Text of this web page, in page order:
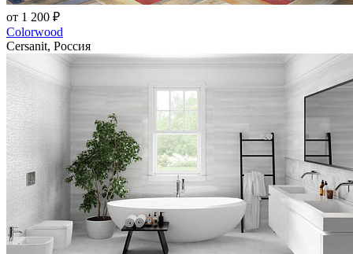
от 1 200 ₽
Colorwood
Cersanit, Россия